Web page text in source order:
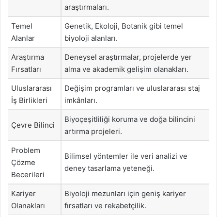
araştırmaları.
Temel
Alanlar
Genetik, Ekoloji, Botanik gibi temel
biyoloji alanları.
Araştırma
Fırsatları
Deneysel araştırmalar, projelerde yer
alma ve akademik gelişim olanakları.
Uluslararası
İş Birlikleri
Değişim programları ve uluslararası staj
imkânları.
Çevre Bilinci
Biyoçeşitliliği koruma ve doğa bilincini
artırma projeleri.
Problem
Çözme
Becerileri
Bilimsel yöntemler ile veri analizi ve
deney tasarlama yeteneği.
Kariyer
Olanakları
Biyoloji mezunları için geniş kariyer
fırsatları ve rekabetçilik.